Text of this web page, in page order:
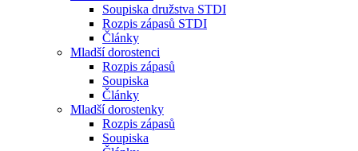
Soupiska družstva STDI
Rozpis zápasů STDI
Články
Mladší dorostenci
Rozpis zápasů
Soupiska
Články
Mladší dorostenky
Rozpis zápasů
Soupiska